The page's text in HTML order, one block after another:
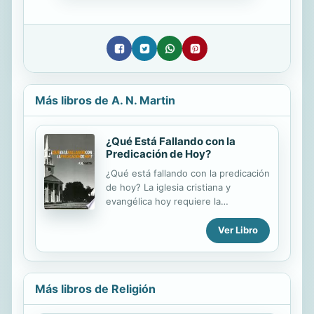
Más libros de A. N. Martin
¿Qué Está Fallando con la
Predicación de Hoy?
¿Qué está fallando con la predicación
de hoy? La iglesia cristiana y
evangélica hoy requiere la
Pero, ¿cómo se hace? Una parte del
remedio es responder a la pregunta:
predicación?" La capacidad de
analizar las debilidades de la
predicación actual y los
Ver Libro
Más libros de Religión